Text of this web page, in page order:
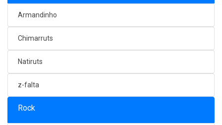
Armandinho
Chimarruts
Natiruts
z-falta
Rock